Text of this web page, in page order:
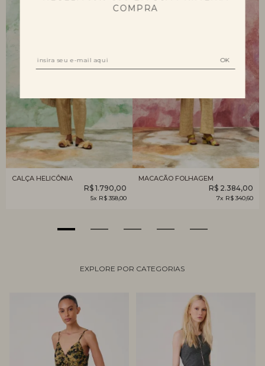
CALÇA HELICÔNIA
R$ 1.790,00
5x R$ 358,00
MACACÃO FOLHAGEM
R$ 2.384,00
7x R$ 340,60
EXPLORE POR CATEGORIAS
COMPRA